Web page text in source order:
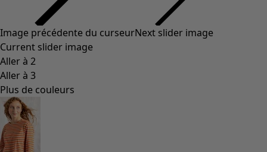
Image précédente du curseurNext slider image
Current slider image
Aller à 2
Aller à 3
Plus de couleurs